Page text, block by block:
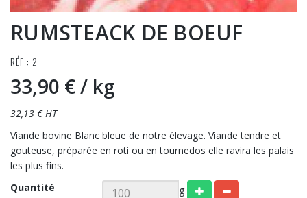
RUMSTEACK DE BOEUF
RÉF : 2
33,90 €/ kg
32,13 € HT
Viande bovine Blanc bleue de notre élevage. Viande tendre et
gouteuse, préparée en roti ou en tournedos elle ravira les palais
les plus fins.
Quantité
g